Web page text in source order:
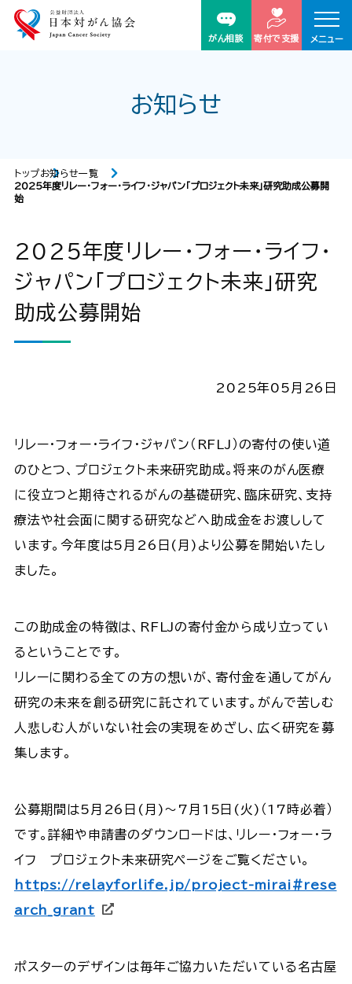
がん相談 寄付で支援 メニュー
お知らせ
トップお知らせ一覧
2025年度リレー・フォー・ライフ・ジャパン「プロジェクト未来」研究助成公募開
始
2025年度リレー・フォー・ライフ・
ジャパン「プロジェクト未来」研究
助成公募開始
2025年05月26日
リレー・フォー・ライフ・ジャパン（RFLJ）の寄付の使い道
のひとつ、プロジェクト未来研究助成。将来のがん医療
に役立つと期待されるがんの基礎研究、臨床研究、支持
療法や社会面に関する研究などへ助成金をお渡しして
います。今年度は5月26日(月)より公募を開始いたし
ました。
この助成金の特徴は、RFLJの寄付金から成り立ってい
るということです。
リレーに関わる全ての方の想いが、寄付金を通してがん
研究の未来を創る研究に託されています。がんで苦しむ
人悲しむ人がいない社会の実現をめざし、広く研究を募
集します。
公募期間は5月26日(月)～7月15日(火)（17時必着）
です。詳細や申請書のダウンロードは、リレー・フォー・ラ
イフ プロジェクト未来研究ページをご覧ください。
https://relayforlife.jp/project-mirai#rese
arch_grant
ポスターのデザインは毎年ご協力いただいている名古屋